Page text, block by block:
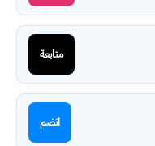
متابعة
انضم